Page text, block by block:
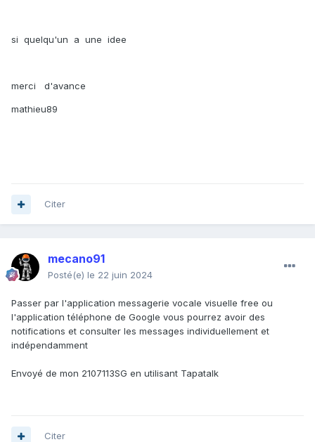
si quelqu'un a une idee
merci d'avance
mathieu89
Citer
mecano91
Posté(e) le 22 juin 2024
Passer par l'application messagerie vocale visuelle free ou
l'application téléphone de Google vous pourrez avoir des
notifications et consulter les messages individuellement et
indépendamment
Envoyé de mon 2107113SG en utilisant Tapatalk
Citer